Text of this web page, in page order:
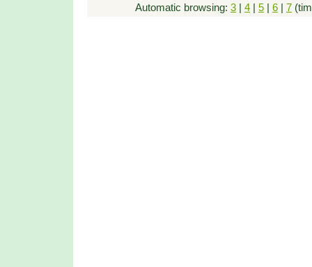
Automatic browsing: 3 | 4 | 5 | 6 | 7